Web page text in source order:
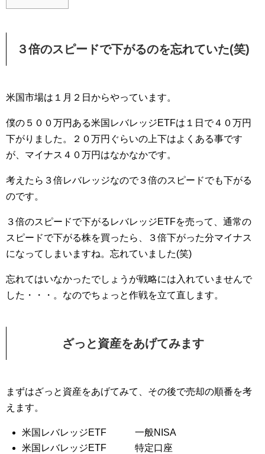
３倍のスピードで下がるのを忘れていた(笑)
米国市場は１月２日からやっています。
僕の５００万円ある米国レバレッジETFは１日で４０万円
下がりました。２０万円ぐらいの上下はよくある事です
が、マイナス４０万円はなかなかです。
考えたら３倍レバレッジなので３倍のスピードでも下がる
のです。
３倍のスピードで下がるレバレッジETFを売って、通常の
スピードで下がる株を買ったら、３倍下がった分マイナス
になってしまいますね。忘れていました(笑)
忘れてはいなかったでしょうが戦略には入れていませんで
した・・・。なのでちょっと作戦を立て直します。
ざっと資産をあげてみます
まずはざっと資産をあげてみて、その後で売却の順番を考
えます。
米国レバレッジETF 一般NISA
米国レバレッジETF 特定口座